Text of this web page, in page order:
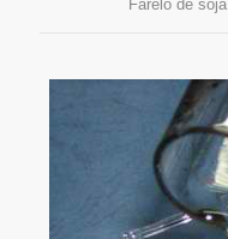
Farelo de soja